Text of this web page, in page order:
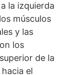
la izquierda
músculos
y las
los
de la
el